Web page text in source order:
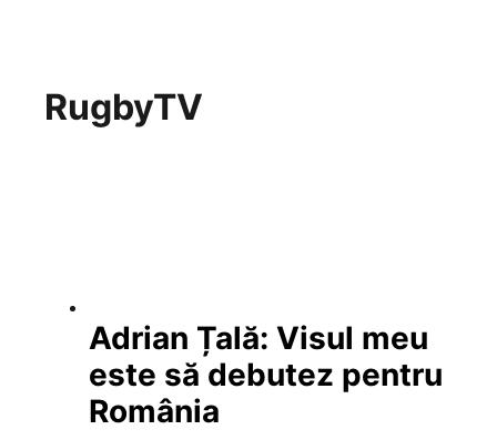
RugbyTV
Adrian Țală: Visul meu
este să debutez pentru
România